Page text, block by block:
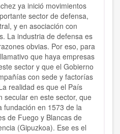
ya inició movimientos
sector de defensa,
y en asociación con
La industria de defensa es
obvias. Por eso, para
que haya empresas
sector y que el Gobierno
con sede y factorías
realidad es que el País
secular en este sector, que
fundación en 1573 de la
de Fuego y Blancas de
(Gipuzkoa). Ese es el